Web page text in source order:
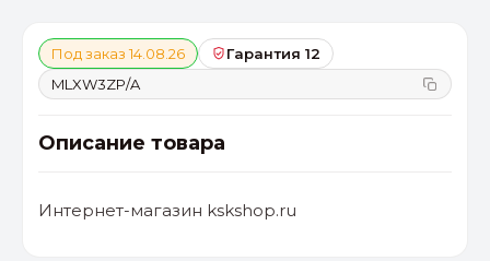
Под заказ 14.08.26
Гарантия 12
MLXW3ZP/A
Описание товара
Интернет-магазин kskshop.ru